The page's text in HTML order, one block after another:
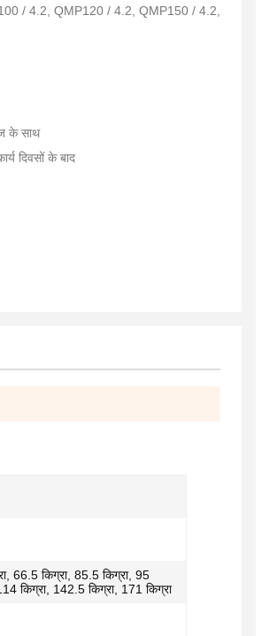
/ 4.2, QMP120 / 4.2, QMP150 / 4.2,
के साथ
दिवसों के बाद
66.5 किग्रा, 85.5 किग्रा, 95
किग्रा, 142.5 किग्रा, 171 किग्रा